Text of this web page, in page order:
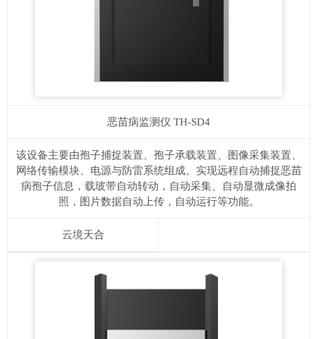
恶苗病监测仪 TH-SD4
该设备主要由孢子捕捉装置、孢子承载装置、图像采集装置、
网络传输模块、电源与防雷系统组成。实现远程自动捕捉恶苗
病孢子信息，载玻带自动转动，自动采集、自动显微成像拍
照，图片数据自动上传，自动运行等功能。
云境天合